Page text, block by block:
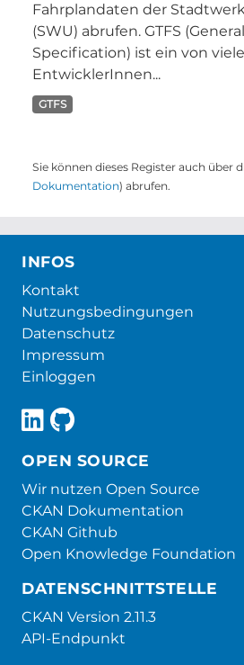
Fahrplandaten der
(SWU) abrufen. GTFS
Specification) ist ein von
EntwicklerInnen...
GTFS
Sie können dieses Register auch über
Dokumentation) abrufen.
INFOS
Kontakt
Nutzungsbedingungen
Datenschutz
Impressum
Einloggen
OPEN SOURCE
Wir nutzen Open Source
CKAN Dokumentation
CKAN Github
Open Knowledge Foundation
DATENSCHNITTSTELLE
CKAN Version 2.11.3
API-Endpunkt